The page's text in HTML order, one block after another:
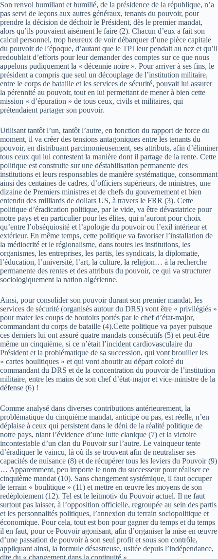
Son renvoi humiliant et humilié, de la présidence de la république, n’a
pas servi de leçons aux autres généraux, tenants du pouvoir, pour
prendre la décision de déchoir le Président, dès le premier mandat,
alors qu’ils pouvaient aisément le faire (2). Chacun d’eux a fait son
calcul personnel, trop heureux de voir débarquer d’une pièce capitale
du pouvoir de l’époque, d’autant que le TPI leur pendait au nez et qu’il
redoublait d’efforts pour leur demander des comptes sur ce que nous
appelons pudiquement la « décennie noire ». Pour arriver à ses fins, le
président a compris que seul un découplage de l’institution militaire,
entre le corps de bataille et les services de sécurité, pouvait lui assurer
la pérennité au pouvoir, tout en lui permettant de mener à bien cette
mission « d’épuration » de tous ceux, civils et militaires, qui
prétendaient partager son pouvoir.
Utilisant tantôt l’un, tantôt l’autre, en fonction du rapport de force du
moment, il va créer des tensions antagoniques entre les tenants du
pouvoir, en distribuant parcimonieusement, ses attributs, afin d’éliminer
tous ceux qui lui contestent la manière dont il partage de la rente. Cette
politique est construite sur une déstabilisation permanente des
institutions et leurs responsables de manière systématique, consommant
ainsi des centaines de cadres, d’officiers supérieurs, de ministres, une
dizaine de Premiers ministres et de chefs du gouvernement et bien
entendu des milliards de dollars US, à travers le FRR (3). Cette
politique d’éradication politique, par le vide, va être dévastatrice pour
notre pays et en particulier pour les élites, qui n’auront pour choix
qu’entre l’obséquiosité et l’apologie du pouvoir ou l’exil intérieur et
extérieur. En même temps, cette politique va favoriser l’installation de
la médiocrité et le régionalisme, dans toutes les institutions, les
organismes, les entreprises, les partis, les syndicats, la diplomatie,
l’éducation, l’université, l’art, la culture, la religion… à la recherche
permanente des rentes et des attributs du pouvoir, ce qui va structurer
sociologiquement la nation algérienne.
Ainsi, pour consolider son pouvoir durant son premier mandat, les
services de sécurité (organisés autour du DRS) vont être « privilégiés »
pour mater les coups de boutoirs portés par le chef d’état-major,
commandant du corps de bataille (4).Cette politique va payer puisque
ces derniers lui ont assuré quatre mandats consécutifs (5) et peut-être
même un cinquième, si ce n’était l’incident cardiovasculaire du
Président et la problématique de sa succession, qui vont brouiller les
« cartes boulitiques » et qui vont aboutir au départ coloré du
commandant du DRS et de la concentration du pouvoir de l’institution
militaire, entre les mains de son chef d’état-major et vice-ministre de la
défense (6) !
Comme analysé dans diverses contributions antérieurement, la
problématique du cinquième mandat, anticipé ou pas, est réelle, n’en
déplaise à ceux qui persistent dans le déni de la réalité politique de
notre pays, niant l’évidence d’une lutte clanique (7) et la victoire
incontestable d’un clan du Pouvoir sur l’autre. Le vainqueur tente
d’éradiquer le vaincu, là où ils se trouvent afin de neutraliser ses
capacités de nuisance (8) et de récupérer tous les leviers du Pouvoir (9)
… Apparemment, peu importe le nom du successeur pour réaliser ce
cinquième mandat (10). Sans changement systémique, il faut occuper
le terrain « boulitique » (11) et mettre en œuvre les moyens de son
redéploiement (12). Tel est le leitmotiv du Pouvoir actuel. Il ne faut
surtout pas laisser, à l’opposition officielle, regroupée au sein des partis
et les personnalités politiques, l’annexion du terrain sociopolitique et
économique. Pour cela, tout est bon pour gagner du temps et du temps
il en faut, pour ce Pouvoir agonisant, afin d’organiser la mise en œuvre
d’une passation de pouvoir à son seul profit et sous son contrôle,
appliquant ainsi, la formule désastreuse, usitée depuis l’indépendance,